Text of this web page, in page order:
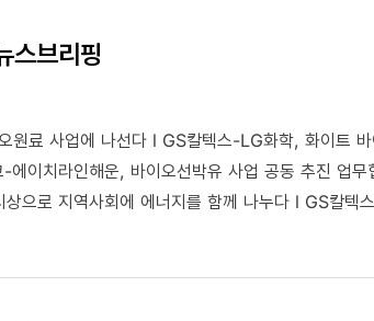
스브리핑
원료 사업에 나선다 l GS칼텍스-LG화학, 화이트
이치라인해운, 바이오선박유 사업 공동 추진 업무
으로 지역사회에 에너지를 함께 나누다 l GS칼텍